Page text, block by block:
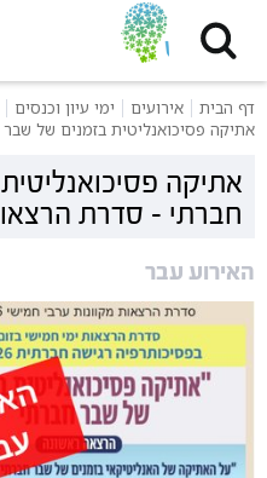
דף הבית אירועים
ימי עיון וכנסים
אתיקה פסיכואנליטית בזמנים של
אתיקה
חברתי - סדרת
האירוע עבר